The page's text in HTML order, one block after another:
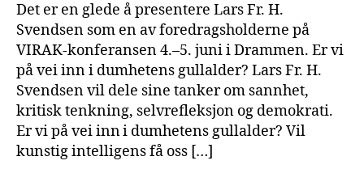
Det er en glede å presentere Lars Fr. H.
Svendsen som en av foredragsholderne på
VIRAK-konferansen 4.–5. juni i Drammen. Er vi
på vei inn i dumhetens gullalder? Lars Fr. H.
Svendsen vil dele sine tanker om sannhet,
kritisk tenkning, selvrefleksjon og demokrati.
Er vi på vei inn i dumhetens gullalder? Vil
kunstig intelligens få oss […]